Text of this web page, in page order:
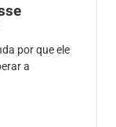
por que ele
a